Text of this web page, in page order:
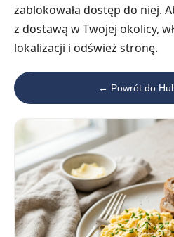
zablokowała dostęp do niej.
z dostawą w Twojej okolicy,
lokalizacji i odśwież stronę.
← Powrót do